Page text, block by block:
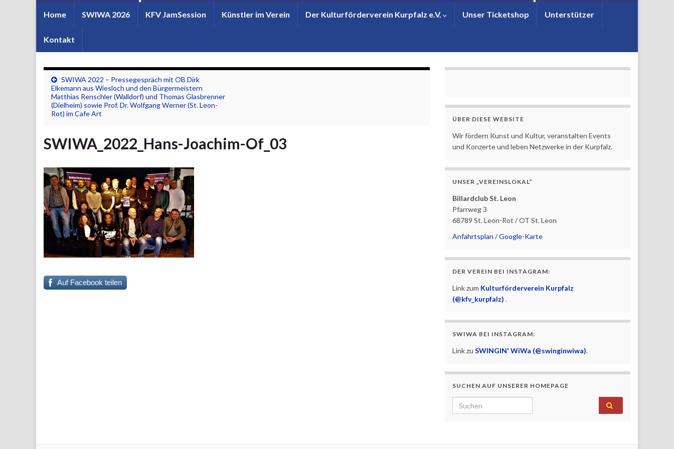
Home SWIWA 2026 KFV JamSession Künstler im Verein Der Kulturförderverein Kurpfalz e.V. Unser Ticketshop Unterstützer
Kontakt
SWIWA 2022 – Pressegespräch mit OB Dirk
Elkemann aus Wiesloch und den Bürgermeistern
Matthias Renschler (Walldorf) und Thomas Glasbrenner
(Dielheim) sowie Prof. Dr. Wolfgang Werner (St. Leon-
Rot) im Cafe Art
SWIWA_2022_Hans-Joachim-Of_03
Auf Facebook teilen
ÜBER DIESE WEBSITE
Wir fördern Kunst und Kultur, veranstalten Events
und Konzerte und leben Netzwerke in der Kurpfalz.
UNSER „VEREINSLOKAL“
Billardclub St. Leon
Pfarrweg 3
68789 St. Leon-Rot / OT St. Leon
Anfahrtsplan / Google-Karte
DER VEREIN BEI INSTAGRAM:
Link zum Kulturförderverein Kurpfalz
(@kfv_kurpfalz) .
SWIWA BEI INSTAGRAM:
Link zu SWINGIN' WiWa (@swinginwiwa).
SUCHEN AUF UNSERER HOMEPAGE
Search for: